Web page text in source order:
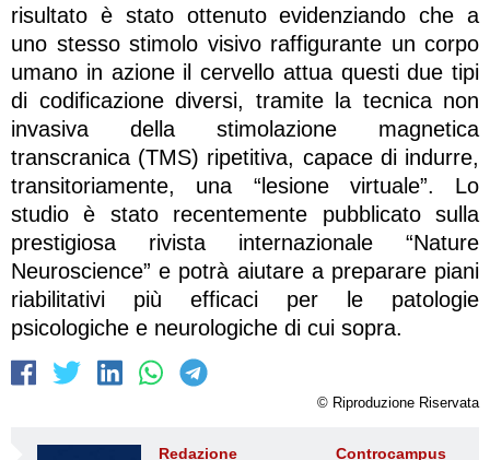
risultato è stato ottenuto evidenziando che a
uno stesso stimolo visivo raffigurante un corpo
umano in azione il cervello attua questi due tipi
di codificazione diversi, tramite la tecnica non
invasiva della stimolazione magnetica
transcranica (TMS) ripetitiva, capace di indurre,
transitoriamente, una “lesione virtuale”. Lo
studio è stato recentemente pubblicato sulla
prestigiosa rivista internazionale “Nature
Neuroscience” e potrà aiutare a preparare piani
riabilitativi più efficaci per le patologie
psicologiche e neurologiche di cui sopra.
© Riproduzione Riservata
Redazione Controcampus